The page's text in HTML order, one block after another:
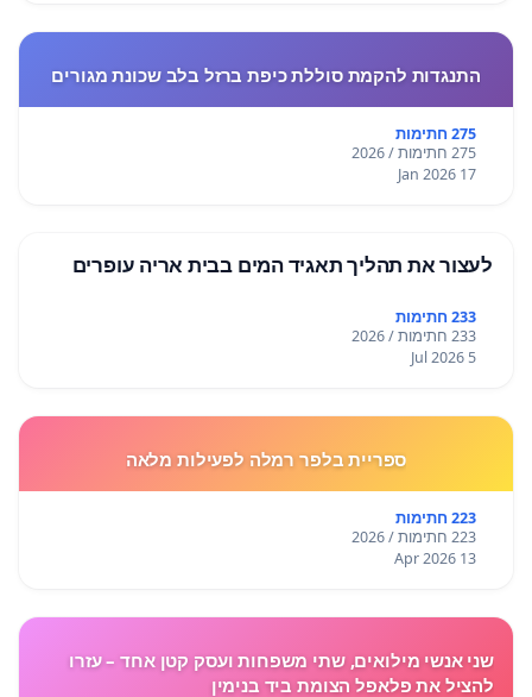
התנגדות להקמת סוללת כיפת ברזל בלב שכונת מגורים
275 חתימות
275 חתימות / 2026
17 Jan 2026
לעצור את תהליך תאגיד המים בבית אריה עופרים
233 חתימות
233 חתימות / 2026
5 Jul 2026
ספריית בלפר רמלה לפעילות מלאה
223 חתימות
223 חתימות / 2026
13 Apr 2026
שני אנשי מילואים, שתי משפחות ועסק קטן אחד – עזרו
להציל את פלאפל הצומת ביד בנימין